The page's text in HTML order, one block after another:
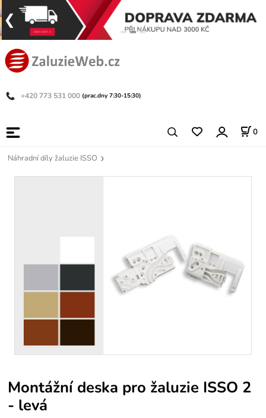
+420 773 531 000 (prac.dny 7:30-15:30)
0
Náhradní díly žaluzie ISSO
Montážní deska pro žaluzie ISSO 2
- levá